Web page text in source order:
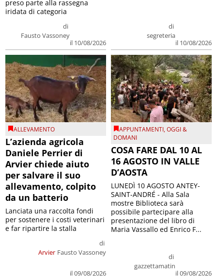
di
Fausto Vassoney
il 10/08/2026
preso parte alla rassegna
iridata di categoria
di
segreteria
il 10/08/2026
ALLEVAMENTO
L’azienda agricola
Daniele Perrier di
Arvier chiede aiuto
per salvare il suo
allevamento, colpito
da un batterio
Arvier
di
Fausto Vassoney
il 09/08/2026
Lanciata una raccolta fondi
per sostenere i costi veterinari
e far ripartire la stalla
APPUNTAMENTI,OGGI &
DOMANI
COSA FARE DAL 10 AL
16 AGOSTO IN VALLE
D’AOSTA
di
gazzettamatin
il 09/08/2026
LUNEDÌ 10 AGOSTO ANTEY-
SAINT-ANDRÉ - Alla Sala
mostre Biblioteca sarà
possibile partecipare alla
presentazione del libro di
Maria Vassallo ed Enrico F...